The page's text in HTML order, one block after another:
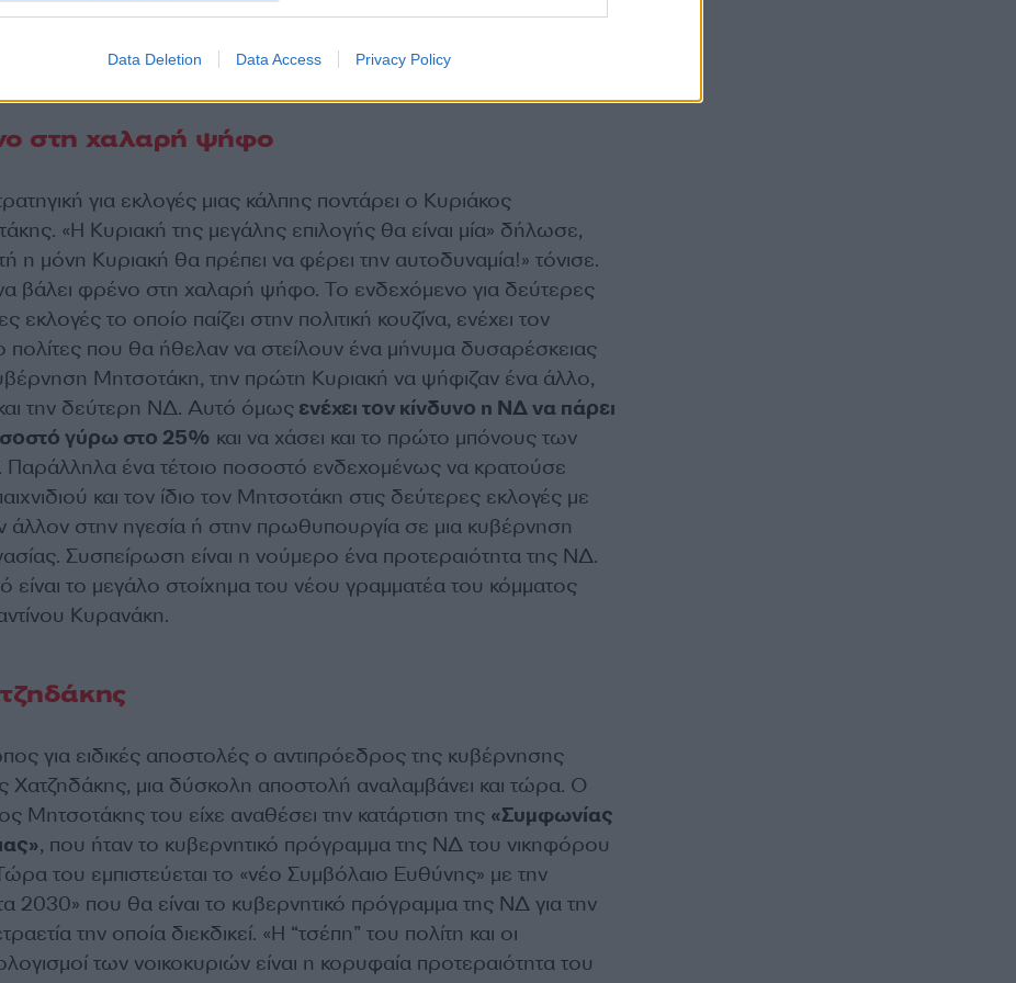
Data Deletion Data Access Privacy Policy
υπουργός.
στη χαλαρή ψήφο
για εκλογές μιας κάλπης ποντάρει ο Κυριάκος
«Η Κυριακή της μεγάλης επιλογής θα είναι μία» δήλωσε,
η μόνη Κυριακή θα πρέπει να φέρει την αυτοδυναμία!» τόνισε.
βάλει φρένο στη χαλαρή ψήφο. Το ενδεχόμενο για δεύτερες
εκλογές το οποίο παίζει στην πολιτική κουζίνα, ενέχει τον
πολίτες που θα ήθελαν να στείλουν ένα μήνυμα δυσαρέσκειας
Μητσοτάκη, την πρώτη Κυριακή να ψήφιζαν ένα άλλο,
την δεύτερη ΝΔ. Αυτό όμως ενέχει τον κίνδυνο η ΝΔ να πάρει
γύρω στο 25% και να χάσει και το πρώτο μπόνους των
ένα τέτοιο ποσοστό ενδεχομένως να κρατούσε
και τον ίδιο τον Μητσοτάκη στις δεύτερες εκλογές με
άλλον στην ηγεσία ή στην πρωθυπουργία σε μια κυβέρνηση
Συσπείρωση είναι η νούμερο ένα προτεραιότητα της ΝΔ.
είναι το μεγάλο στοίχημα του νέου γραμματέα του κόμματος
Κυρανάκη.
για ειδικές αποστολές ο αντιπρόεδρος της κυβέρνησης
Χατζηδάκης, μια δύσκολη αποστολή αναλαμβάνει και τώρα. Ο
Μητσοτάκης του είχε αναθέσει την κατάρτιση της «Συμφωνίας
, που ήταν το κυβερνητικό πρόγραμμα της ΝΔ του νικηφόρου
του εμπιστεύεται το «νέο Συμβόλαιο Ευθύνης» με την
2030» που θα είναι το κυβερνητικό πρόγραμμα της ΝΔ για την
την οποία διεκδικεί. «Η “τσέπη” του πολίτη και οι
των νοικοκυριών είναι η κορυφαία προτεραιότητα του